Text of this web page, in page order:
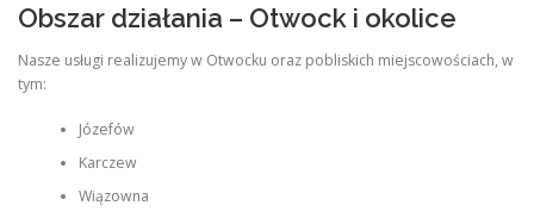
Obszar działania – Otwock i okolice
Nasze usługi realizujemy w Otwocku oraz pobliskich miejscowościach, w
tym:
Józefów
Karczew
Wiązowna